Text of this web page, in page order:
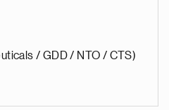
/ GDD / NTO / CTS)